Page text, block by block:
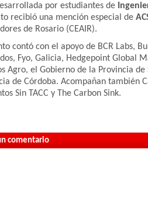
por estudiantes de
recibió una mención especial de
de Rosario (CEAIR).
contó con el apoyo de BCR Labs,
Fyo, Galicia, Hedgepoint Global
Agro, el Gobierno de la Provincia
de Córdoba. Acompañan también
Sin TACC y The Carbon Sink.
comentario